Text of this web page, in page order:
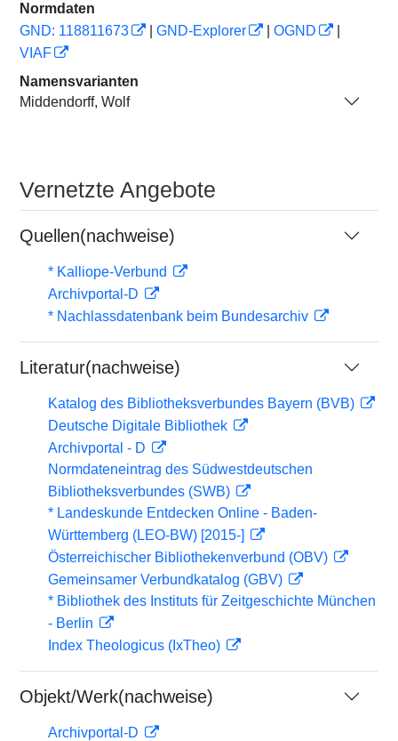
Normdaten
GND: 118811673
GND-Explorer OGND
VIAF
Namensvarianten
Middendorff, Wolf
Vernetzte Angebote
Quellen(nachweise)
* Kalliope-Verbund
Archivportal-D
* Nachlassdatenbank beim Bundesarchiv
Literatur(nachweise)
Katalog des Bibliotheksverbundes Bayern (BVB)
Deutsche Digitale Bibliothek
Archivportal - D
Normdateneintrag des Südwestdeutschen
Bibliotheksverbundes (SWB)
* Landeskunde Entdecken Online - Baden-
Württemberg (LEO-BW) [2015-]
Österreichischer Bibliothekenverbund (OBV)
Gemeinsamer Verbundkatalog (GBV)
* Bibliothek des Instituts für Zeitgeschichte München
- Berlin
Index Theologicus (IxTheo)
Objekt/Werk(nachweise)
Archivportal-D